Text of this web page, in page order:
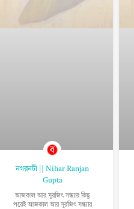
নগরনটী || Nihar Ranjan
Gupta
আজকাল আর সুরজিৎ সন্ধ্যার কিছু
পরেই আজকাল আর সুরজিৎ সন্ধ্যার